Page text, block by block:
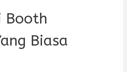
Booth
Biasa